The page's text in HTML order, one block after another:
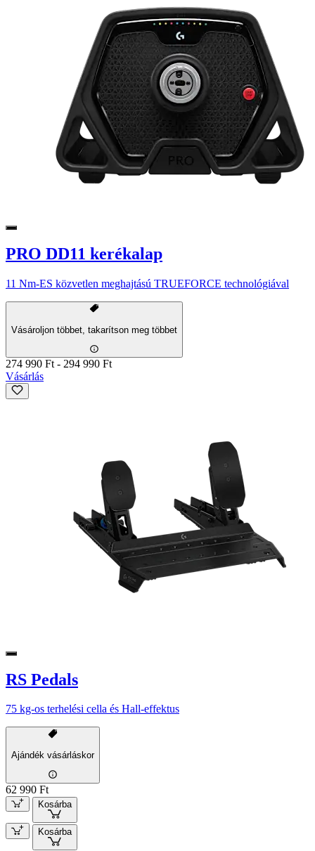
PRO DD11 kerékalap
11 Nm-ES közvetlen meghajtású TRUEFORCE technológiával
Vásároljon többet, takarítson meg többet
274 990 Ft - 294 990 Ft
Vásárlás
RS Pedals
75 kg-os terhelési cella és Hall-effektus
Ajándék vásárláskor
62 990 Ft
Kosárba
Kosárba